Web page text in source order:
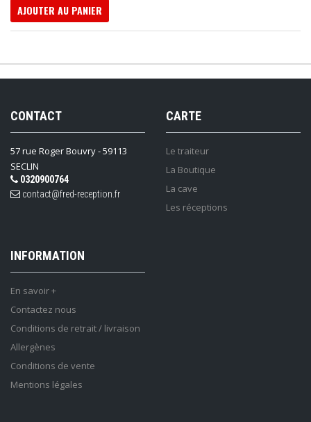
AJOUTER AU PANIER
CONTACT
57 rue Roger Bouvry - 59113
SECLIN
0320900764
contact@fred-reception.fr
CARTE
Le traiteur
La Boutique
La cave
Les réceptions
INFORMATION
En savoir +
Contactez nous
Conditions de retrait / livraison
Allergènes
Conditions de vente
Mentions légales